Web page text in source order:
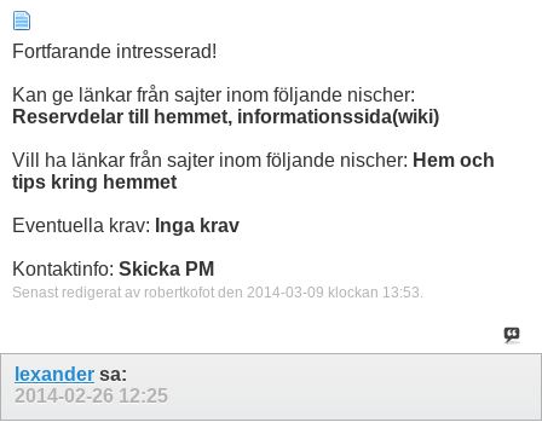
Fortfarande intresserad!
Kan ge länkar från sajter inom följande nischer:
Reservdelar till hemmet, informationssida(wiki)
Vill ha länkar från sajter inom följande nischer: Hem och
tips kring hemmet
Eventuella krav: Inga krav
Kontaktinfo: Skicka PM
Senast redigerat av robertkofot den 2014-03-09 klockan 13:53.
lexander sa:
2014-02-26 12:25